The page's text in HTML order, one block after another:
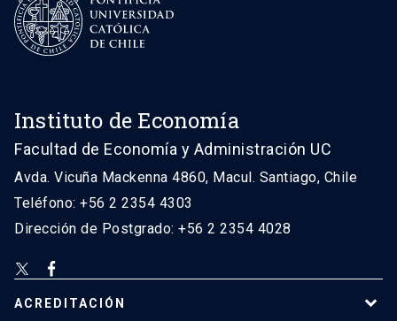
Instituto de Economía
Facultad de Economía y Administración UC
Avda. Vicuña Mackenna 4860, Macul. Santiago, Chile
Teléfono: +56 2 2354 4303
Dirección de Postgrado: +56 2 2354 4028
ACREDITACIÓN